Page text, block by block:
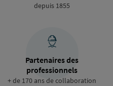
depuis 1855
Partenaires des
professionnels
+ de 170 ans de collaboration